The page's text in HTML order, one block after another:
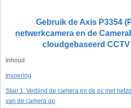
Gebruik de Axis P3354
netwerkcamera en de
cloudgebaseerd
Inhoud
Invoering
Stap 1: Verbind de camera en de pc met
van de camera op